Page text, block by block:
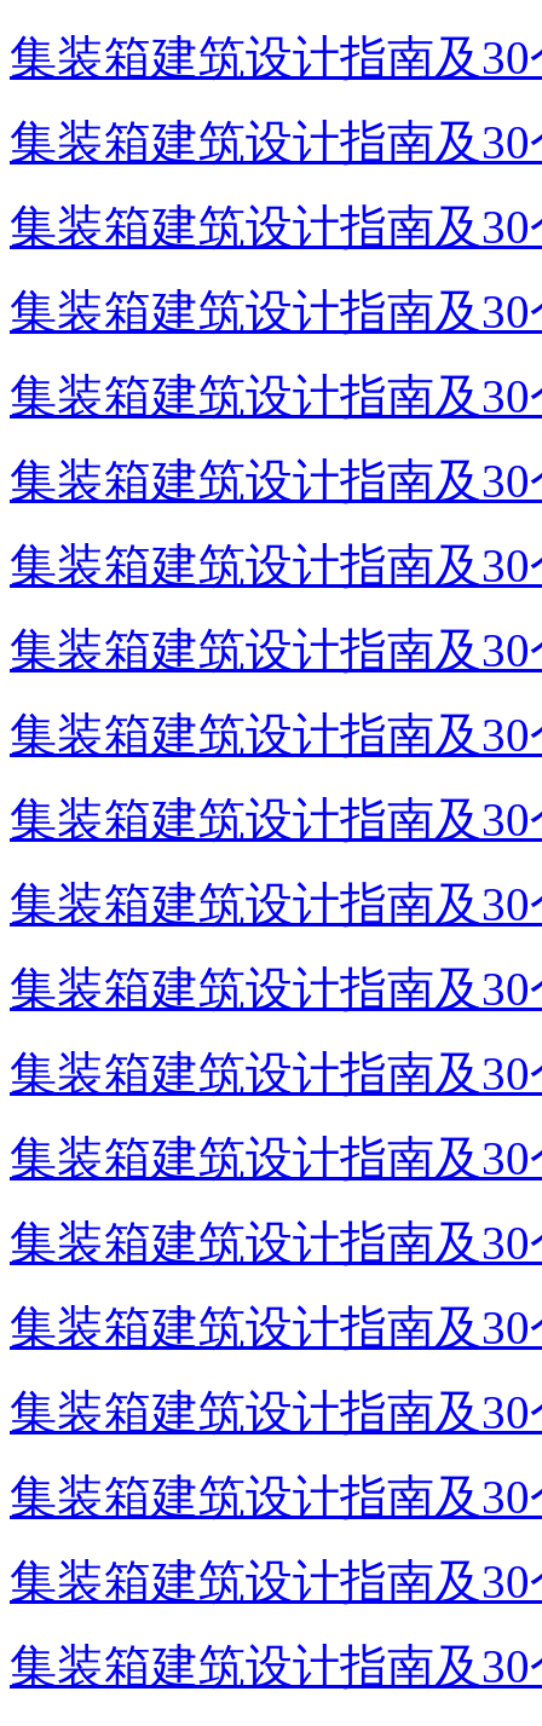
集装箱建筑设计指南及
集装箱建筑设计指南及
集装箱建筑设计指南及
集装箱建筑设计指南及
集装箱建筑设计指南及
集装箱建筑设计指南及
集装箱建筑设计指南及
集装箱建筑设计指南及
集装箱建筑设计指南及
集装箱建筑设计指南及
集装箱建筑设计指南及
集装箱建筑设计指南及
集装箱建筑设计指南及
集装箱建筑设计指南及
集装箱建筑设计指南及
集装箱建筑设计指南及
集装箱建筑设计指南及
集装箱建筑设计指南及
集装箱建筑设计指南及
集装箱建筑设计指南及